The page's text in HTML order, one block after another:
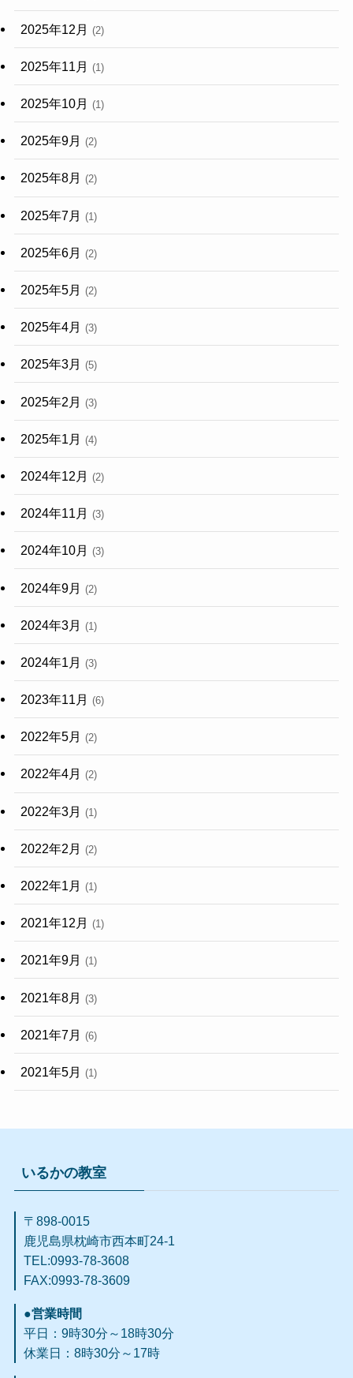
2025年12月 (2)
2025年11月 (1)
2025年10月 (1)
2025年9月 (2)
2025年8月 (2)
2025年7月 (1)
2025年6月 (2)
2025年5月 (2)
2025年4月 (3)
2025年3月 (5)
2025年2月 (3)
2025年1月 (4)
2024年12月 (2)
2024年11月 (3)
2024年10月 (3)
2024年9月 (2)
2024年3月 (1)
2024年1月 (3)
2023年11月 (6)
2022年5月 (2)
2022年4月 (2)
2022年3月 (1)
2022年2月 (2)
2022年1月 (1)
2021年12月 (1)
2021年9月 (1)
2021年8月 (3)
2021年7月 (6)
2021年5月 (1)
いるかの教室
〒898-0015
鹿児島県枕崎市西本町24-1
TEL:0993-78-3608
FAX:0993-78-3609​
●営業時間
平日：9時30分～18時30分
休業日：8時30分～17時